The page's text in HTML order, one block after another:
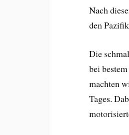
Nach
den
Die
bei
machten
Tages.